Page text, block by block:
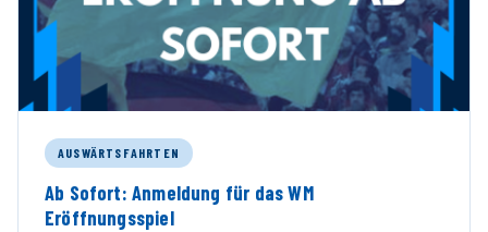
AUSWÄRTSFAHRTEN
Ab Sofort: Anmeldung für das WM
Eröffnungsspiel